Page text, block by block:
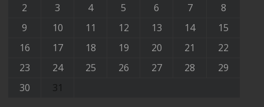
2
3 4 5 6 7
8
9
10 11 12 13 14
15
16
17 18 19 20 21
22
23
24 25 26 27 28
29
30
31